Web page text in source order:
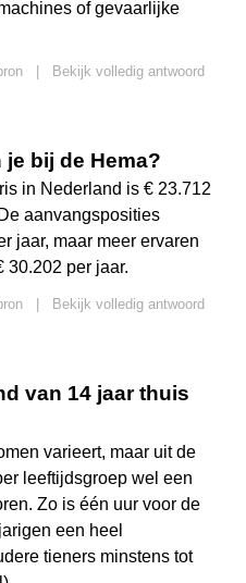
of gevaarlijke
Bekijk volledig antwoord
bij de Hema?
in Nederland is € 23.712
aanvangsposities
jaar, maar meer ervaren
30.202 per jaar.
Bekijk volledig antwoord
van 14 jaar thuis
varieert, maar uit de
leeftijdsgroep wel een
Zo is één uur voor de
een heel
tieners minstens tot